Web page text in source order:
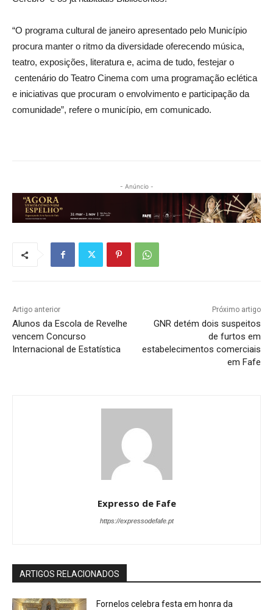
“O programa cultural de janeiro apresentado pelo Município
procura manter o ritmo da diversidade oferecendo música,
teatro, exposições, literatura e, acima de tudo, festejar o
centenário do Teatro Cinema com uma programação eclética
e iniciativas que procuram o envolvimento e participação da
comunidade”, refere o município, em comunicado.
- Anúncio -
Artigo anterior
Alunos da Escola de Revelhe
vencem Concurso
Internacional de Estatística
Próximo artigo
GNR detém dois suspeitos
de furtos em
estabelecimentos comerciais
em Fafe
Expresso de Fafe
https://expressodefafe.pt
ARTIGOS RELACIONADOS
Fornelos celebra festa em honra da